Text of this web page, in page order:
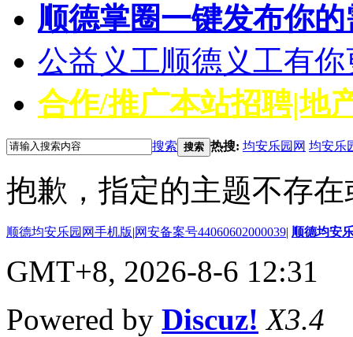
顺德掌圈一键发布你
公益义工顺德义工有
合作/推广本站招聘|地
搜索 搜索 热搜: 均安乐园网 均安乐
抱歉，指定的主题不存
顺德均安乐园网手机版|网安备案号44060602000039| 顺德均安
GMT+8, 2026-8-6 12:31
Powered by Discuz! X3.4